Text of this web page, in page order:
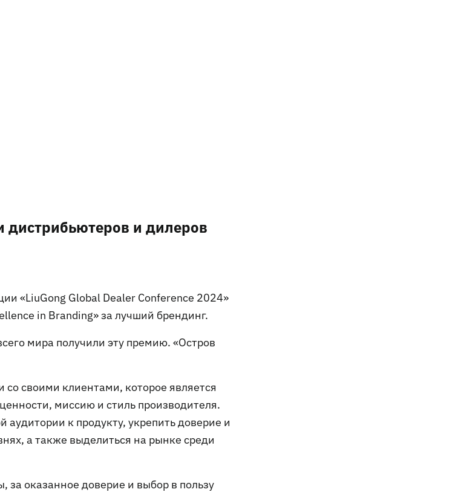
и дилеров
«LiuGong Global Dealer Conference 2024»
in Branding» за лучший брендинг.
мира получили эту премию. «Остров
своими клиентами, которое является
миссию и стиль производителя.
к продукту, укрепить доверие и
а также выделиться на рынке среди
за оказанное доверие и выбор в пользу